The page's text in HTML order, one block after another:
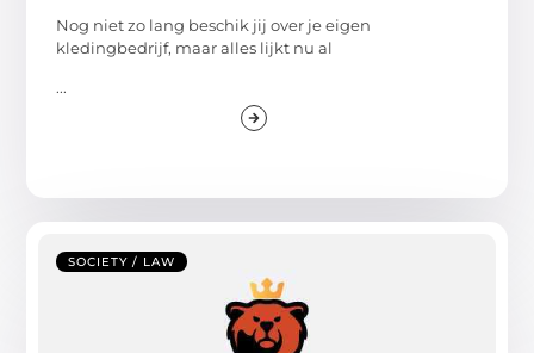
Nog niet zo lang beschik jij over je eigen
kledingbedrijf, maar alles lijkt nu al
...
SOCIETY / LAW